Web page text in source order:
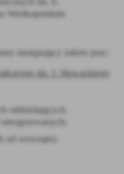
Wielkopolskim
następujący zakres prac:
im. J. Słowackiego
oddzielających
od wewnątrz;